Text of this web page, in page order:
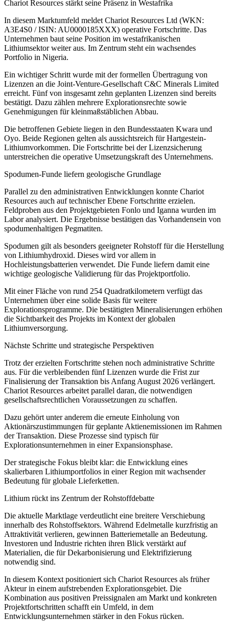
Chariot Resources stärkt seine Präsenz in Westafrika
In diesem Marktumfeld meldet Chariot Resources Ltd (WKN:
A3E4S0 / ISIN: AU0000185XXX) operative Fortschritte. Das
Unternehmen baut seine Position im westafrikanischen
Lithiumsektor weiter aus. Im Zentrum steht ein wachsendes
Portfolio in Nigeria.
Ein wichtiger Schritt wurde mit der formellen Übertragung von
Lizenzen an die Joint-Venture-Gesellschaft C&C Minerals Limited
erreicht. Fünf von insgesamt zehn geplanten Lizenzen sind bereits
bestätigt. Dazu zählen mehrere Explorationsrechte sowie
Genehmigungen für kleinmaßstäblichen Abbau.
Die betroffenen Gebiete liegen in den Bundesstaaten Kwara und
Oyo. Beide Regionen gelten als aussichtsreich für Hartgestein-
Lithiumvorkommen. Die Fortschritte bei der Lizenzsicherung
unterstreichen die operative Umsetzungskraft des Unternehmens.
Spodumen-Funde liefern geologische Grundlage
Parallel zu den administrativen Entwicklungen konnte Chariot
Resources auch auf technischer Ebene Fortschritte erzielen.
Feldproben aus den Projektgebieten Fonlo und Iganna wurden im
Labor analysiert. Die Ergebnisse bestätigen das Vorhandensein von
spodumenhaltigen Pegmatiten.
Spodumen gilt als besonders geeigneter Rohstoff für die Herstellung
von Lithiumhydroxid. Dieses wird vor allem in
Hochleistungsbatterien verwendet. Die Funde liefern damit eine
wichtige geologische Validierung für das Projektportfolio.
Mit einer Fläche von rund 254 Quadratkilometern verfügt das
Unternehmen über eine solide Basis für weitere
Explorationsprogramme. Die bestätigten Mineralisierungen erhöhen
die Sichtbarkeit des Projekts im Kontext der globalen
Lithiumversorgung.
Nächste Schritte und strategische Perspektiven
Trotz der erzielten Fortschritte stehen noch administrative Schritte
aus. Für die verbleibenden fünf Lizenzen wurde die Frist zur
Finalisierung der Transaktion bis Anfang August 2026 verlängert.
Chariot Resources arbeitet parallel daran, die notwendigen
gesellschaftsrechtlichen Voraussetzungen zu schaffen.
Dazu gehört unter anderem die erneute Einholung von
Aktionärszustimmungen für geplante Aktienemissionen im Rahmen
der Transaktion. Diese Prozesse sind typisch für
Explorationsunternehmen in einer Expansionsphase.
Der strategische Fokus bleibt klar: die Entwicklung eines
skalierbaren Lithiumportfolios in einer Region mit wachsender
Bedeutung für globale Lieferketten.
Lithium rückt ins Zentrum der Rohstoffdebatte
Die aktuelle Marktlage verdeutlicht eine breitere Verschiebung
innerhalb des Rohstoffsektors. Während Edelmetalle kurzfristig an
Attraktivität verlieren, gewinnen Batteriemetalle an Bedeutung.
Investoren und Industrie richten ihren Blick verstärkt auf
Materialien, die für Dekarbonisierung und Elektrifizierung
notwendig sind.
In diesem Kontext positioniert sich Chariot Resources als früher
Akteur in einem aufstrebenden Explorationsgebiet. Die
Kombination aus positiven Preissignalen am Markt und konkreten
Projektfortschritten schafft ein Umfeld, in dem
Entwicklungsunternehmen stärker in den Fokus rücken.